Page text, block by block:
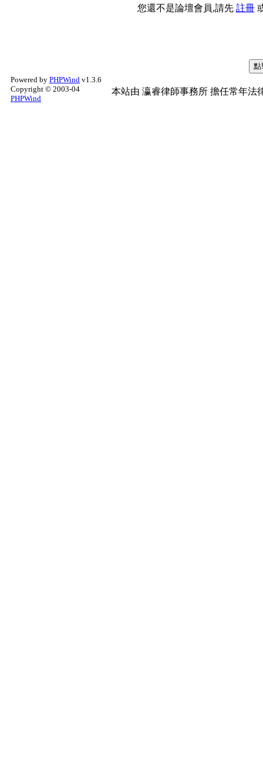
您還不是論壇會員,請先 註冊
Powered by PHPWind v1.3.6
Copyright © 2003-04
PHPWind
本站由 瀛睿律師事務所 擔任常年法